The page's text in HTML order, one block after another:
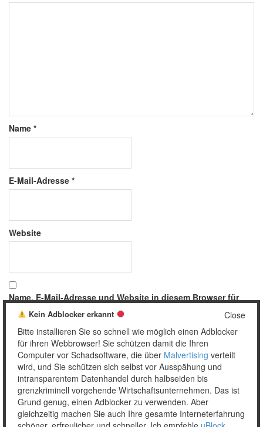
Name *
E-Mail-Adresse *
Website
Name, E-Mail-Adresse und Website in diesem Browser für
meinen nächsten Kommentar speichern.
Copyright © 2026 Unser täglich Spam.
MobileWordPress Theme by themehall.com
Close
Kein Adblocker erkannt
Bitte installieren Sie so schnell wie möglich einen Adblocker
für ihren Webbrowser! Sie schützen damit die Ihren
Computer vor Schadsoftware, die über Malvertising verteilt
wird, und Sie schützen sich selbst vor Ausspähung und
intransparentem Datenhandel durch halbseiden bis
grenzkriminell vorgehende Wirtschaftsunternehmen. Das ist
Grund genug, einen Adblocker zu verwenden. Aber
gleichzeitig machen Sie auch Ihre gesamte Interneterfahrung